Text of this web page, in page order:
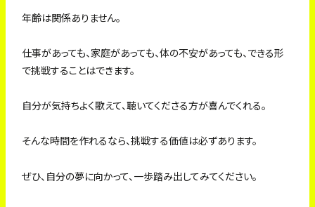
年齢は関係ありません。
仕事があっても、家庭があっても、体の不安があっても、できる形
で挑戦することはできます。
自分が気持ちよく歌えて、聴いてくださる方が喜んでくれる。
そんな時間を作れるなら、挑戦する価値は必ずあります。
ぜひ、自分の夢に向かって、一歩踏み出してみてください。